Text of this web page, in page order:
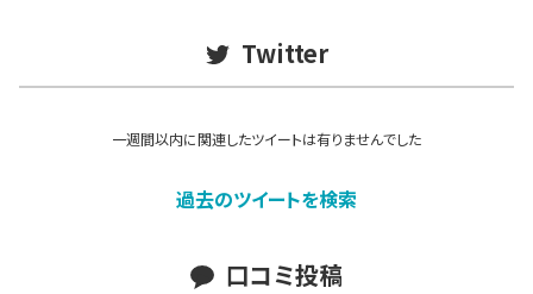
Twitter
一週間以内に関連したツイートは有りませんでした
過去のツイートを検索
口コミ投稿